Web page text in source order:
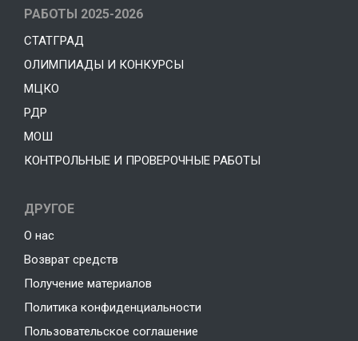
РАБОТЫ 2025-2026
СТАТГРАД
ОЛИМПИАДЫ И КОНКУРСЫ
МЦКО
РДР
МОШ
КОНТРОЛЬНЫЕ И ПРОВЕРОЧНЫЕ РАБОТЫ
ДРУГОЕ
О нас
Возврат средств
Получение материалов
Политика конфиденциальности
Пользовательское соглашение